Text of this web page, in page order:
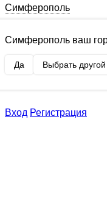
Симферополь
Симферополь ваш
Да Выбрать другой
Вход Регистрация